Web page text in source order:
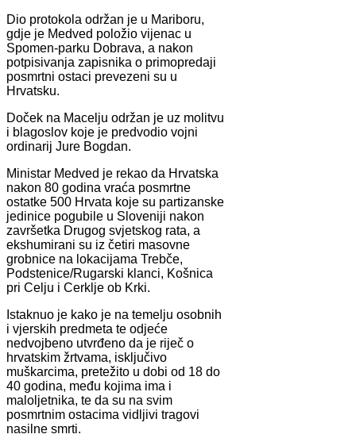
Dio protokola održan je u Mariboru,
gdje je Medved položio vijenac u
Spomen-parku Dobrava, a nakon
potpisivanja zapisnika o primopredaji
posmrtni ostaci prevezeni su u
Hrvatsku.
Doček na Macelju održan je uz molitvu
i blagoslov koje je predvodio vojni
ordinarij Jure Bogdan.
Ministar Medved je rekao da Hrvatska
nakon 80 godina vraća posmrtne
ostatke 500 Hrvata koje su partizanske
jedinice pogubile u Sloveniji nakon
završetka Drugog svjetskog rata, a
ekshumirani su iz četiri masovne
grobnice na lokacijama Trebče,
Podstenice/Rugarski klanci, Košnica
pri Celju i Cerklje ob Krki.
Istaknuo je kako je na temelju osobnih
i vjerskih predmeta te odjeće
nedvojbeno utvrđeno da je riječ o
hrvatskim žrtvama, isključivo
muškarcima, pretežito u dobi od 18 do
40 godina, među kojima ima i
maloljetnika, te da su na svim
posmrtnim ostacima vidljivi tragovi
nasilne smrti.